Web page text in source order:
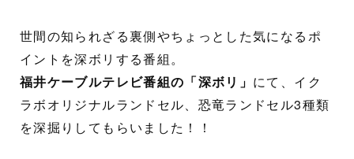
世間の知られざる裏側やちょっとした気になるポ
イントを深ボリする番組。
福井ケーブルテレビ番組の「深ボリ」 にて、イク
ラボオリジナルランドセル、恐竜ランドセル3種類
を深掘りしてもらいました！！